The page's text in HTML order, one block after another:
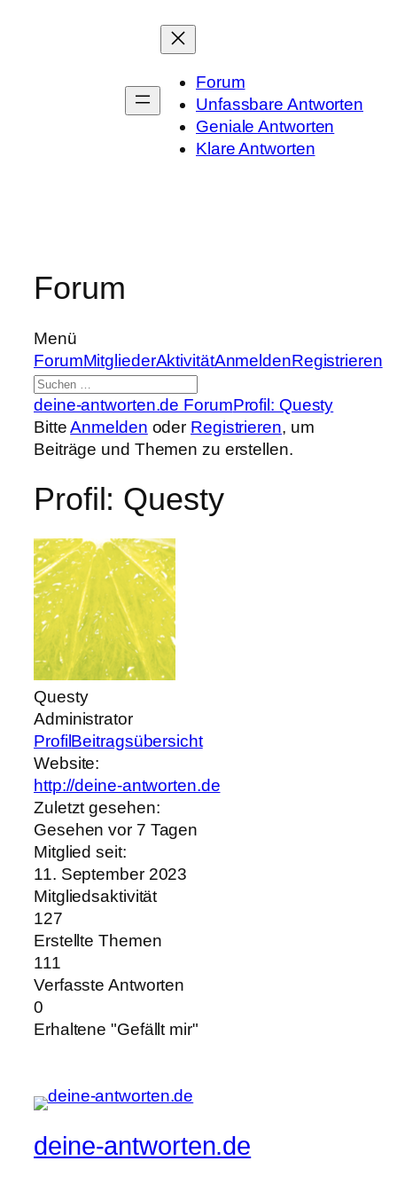
Forum
Unfassbare Antworten
Geniale Antworten
Klare Antworten
Forum
Menü
Forum-
Navigation
ForumMitgliederAktivitätAnmeldenRegistrieren
Forum-
Breadcrumbs
–
bist
hier:
deine-antworten.de ForumProfil: Questy
BitteAnmelden oder Registrieren, um
Beiträge und Themen zu erstellen.
Profil: Questy
Questy
Administrator
Profil Beitragsübersicht
Website:
http://deine-antworten.de
Zuletzt gesehen:
Gesehen vor 7 Tagen
Mitglied seit:
11. September 2023
Mitgliedsaktivität
127
Erstellte Themen
111
Verfasste Antworten
0
Erhaltene "Gefällt mir"
deine-antworten.de